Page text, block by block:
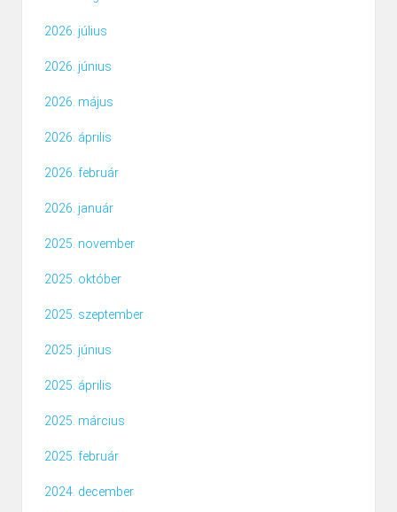
2026. július
2026. június
2026. május
2026. április
2026. február
2026. január
2025. november
2025. október
2025. szeptember
2025. június
2025. április
2025. március
2025. február
2024. december